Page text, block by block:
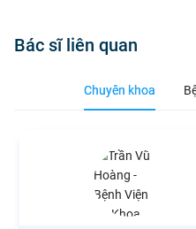
Bác sĩ liên quan
Chuyên khoa